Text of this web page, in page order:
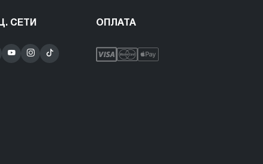
СЕТИ ОПЛАТА